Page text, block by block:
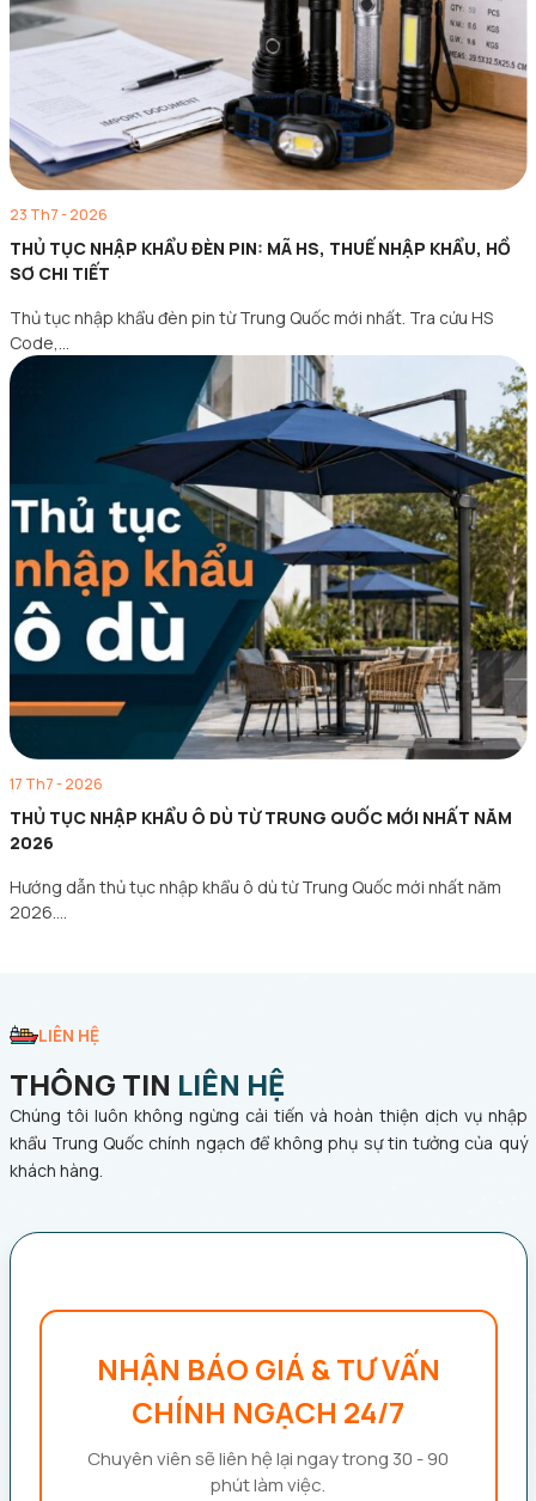
23 Th7 - 2026
THỦ TỤC NHẬP KHẨU ĐÈN PIN: MÃ HS, THUẾ NHẬP KHẨU, HỒ
SƠ CHI TIẾT
Thủ tục nhập khẩu đèn pin từ Trung Quốc mới nhất. Tra cứu HS
Code,…
17 Th7 - 2026
THỦ TỤC NHẬP KHẨU Ô DÙ TỪ TRUNG QUỐC MỚI NHẤT NĂM
2026
Hướng dẫn thủ tục nhập khẩu ô dù từ Trung Quốc mới nhất năm
2026.…
LIÊN HỆ
THÔNG TIN LIÊN HỆ
Chúng tôi luôn không ngừng cải tiến và hoàn thiện dịch vụ nhập
khẩu Trung Quốc chính ngạch để không phụ sự tin tưởng của quý
khách hàng.
NHẬN BÁO GIÁ & TƯ VẤN
CHÍNH NGẠCH 24/7
Chuyên viên sẽ liên hệ lại ngay trong 30 - 90
phút làm việc.